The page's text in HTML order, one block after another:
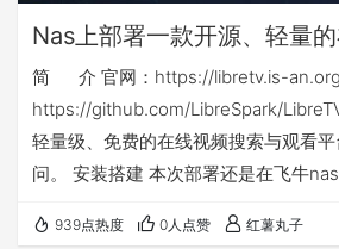
Nas上部署一款开源、轻量
与观看docker应用：libretv
简 介 官网：https://libretv.is-
https://github.com/LibreSpark/
轻量级、免费的在线视频搜索与观看
问。 安装搭建 本次部署还是在飞牛
其他nas可能还需对应修改nas侧映射
939点热度 0人点赞 红薯丸子